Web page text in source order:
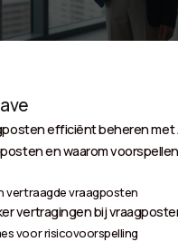
efficiënt beheren met
en waarom
vertraagde vraagposten
vertragingen bij
voor risicovoorspelling